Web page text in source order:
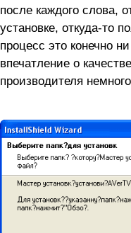
после каждого слова,
установке, откуда-то
процесс это конечно
впечатление о
производителя